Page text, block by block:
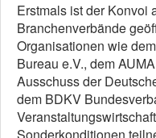
Erstmals ist der Konvoi
Branchenverbände
Organisationen wie
Bureau e.V., dem
Ausschuss der
dem BDKV